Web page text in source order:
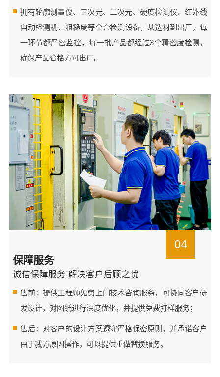
拥有轮廓测量仪、三次元、二次元、硬度检测仪、红外线
自动检测机、粗糙度等全套检测设备，从选材到出厂，每
一环节都严密监控，每一批产品都经过3个精密度检测，
确保产品合格方可出厂。
04
保障服务
诚信保障服务 解决客户后顾之忧
售前：提供工程师免费上门技术咨询服务，可协同客户研
发设计，对图纸进行深度优化，并提供免费打样服务；
售后：对客户的设计方案遵守严格保密原则，并承诺客户
由于我方原因操作，可以提供重做替换服务。